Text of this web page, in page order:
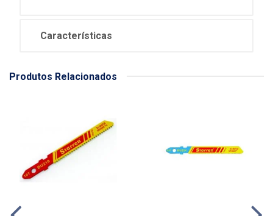
Características
Produtos Relacionados